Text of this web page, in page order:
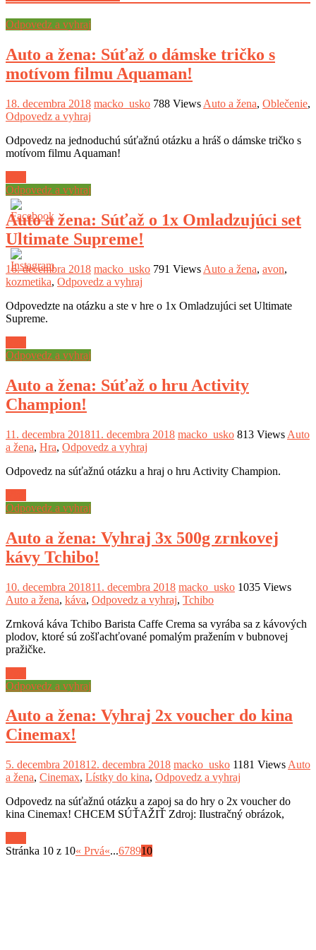
Odpovedz a vyhraj
Auto a žena: Súťaž o dámske tričko s
motívom filmu Aquaman!
18. decembra 2018 macko_usko 788 Views Auto a žena, Oblečenie,
Odpovedz a vyhraj
Odpovedz na jednoduchú súťažnú otázku a hráš o dámske tričko s
motívom filmu Aquaman!
Odpovedz a vyhraj
Auto a žena: Súťaž o 1x Omladzujúci set
Ultimate Supreme!
16. decembra 2018 macko_usko 791 Views Auto a žena, avon,
kozmetika, Odpovedz a vyhraj
Odpovedzte na otázku a ste v hre o 1x Omladzujúci set Ultimate
Supreme.
Odpovedz a vyhraj
Auto a žena: Súťaž o hru Activity
Champion!
11. decembra 201811. decembra 2018 macko_usko 813 Views Auto
a žena, Hra, Odpovedz a vyhraj
Odpovedz na súťažnú otázku a hraj o hru Activity Champion.
Odpovedz a vyhraj
Auto a žena: Vyhraj 3x 500g zrnkovej
kávy Tchibo!
10. decembra 201811. decembra 2018 macko_usko 1035 Views
Auto a žena, káva, Odpovedz a vyhraj, Tchibo
Zrnková káva Tchibo Barista Caffe Crema sa vyrába sa z kávových
plodov, ktoré sú zošľachťované pomalým pražením v bubnovej
pražičke.
Odpovedz a vyhraj
Auto a žena: Vyhraj 2x voucher do kina
Cinemax!
5. decembra 201812. decembra 2018 macko_usko 1181 Views Auto
a žena, Cinemax, Lístky do kina, Odpovedz a vyhraj
Odpovedz na súťažnú otázku a zapoj sa do hry o 2x voucher do
kina Cinemax! CHCEM SÚŤAŽIŤ Zdroj: Ilustračný obrázok,
Stránka 10 z 10« Prvá«...678910